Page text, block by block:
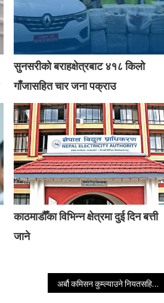
सुनसरीको बराहक्षेत्रबाट ४१८ किलो
गाँजासहित चार जना पक्राउ
काठमाडौँका विभिन्न क्षेत्रमा दुई दिन बत्ती
जाने
अर्बौ कमिसन कुम्ल्याउने नियतसहित योजनाबद्ध रुपमा वाइडवडी खरिद गरेको खुलासा